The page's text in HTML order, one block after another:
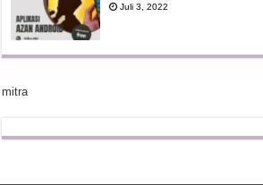
Juli 3, 2022
mitra